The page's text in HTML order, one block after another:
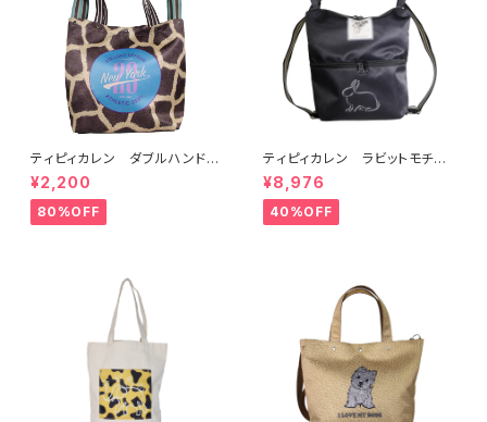
ティピィカレン ダブルハンドル
ジラフビッグトートバッグ
¥2,200
80%OFF
ティピィカレン ラビットモチー
フ2WAYショルダーリュック
¥8,976
40%OFF